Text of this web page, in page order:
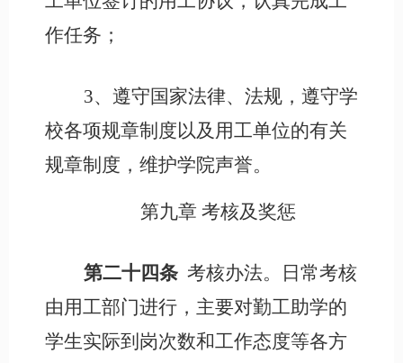
作任务；
3、遵守国家法律、法规，遵守学
校各项规章制度以及用工单位的有关
规章制度，维护学院声誉。
第九章 考核及奖惩
第二十四条 考核办法。日常考核
由用工部门进行，主要对勤工助学的
学生实际到岗次数和工作态度等各方